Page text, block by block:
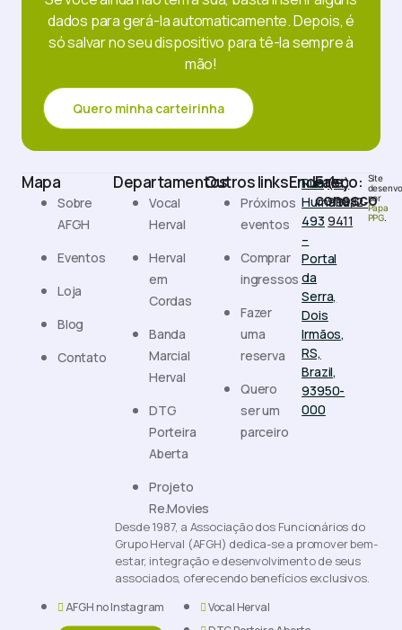
dados para gerá-la automaticamente. Depois, é
só salvar no seu dispositivo para tê-la sempre à
mão!
Quero minha carteirinha
Desde 1987, a Associação dos Funcionários do
Grupo Herval (AFGH) dedica-se a promover bem-
estar, integração e desenvolvimento de seus
associados, oferecendo benefícios exclusivos.
AFGH no Instagram
Vocal Herval
Mapa
Sobre
AFGH
Eventos
Loja
Blog
Contato
Departamentos
Vocal
Herval
Herval
em
Cordas
Banda
Marcial
Herval
DTG
Porteira
Aberta
Projeto
Re.Movies
Outros links
Próximos
eventos
Comprar
ingressos
Fazer
uma
reserva
Quero
ser um
parceiro
Endereço:
Rua
Humaitá,
493
–
Portal
da
Serra,
Dois
Irmãos,
RS,
Brazil,
93950-
000
Fale
conosco
(51)
99882-
9411
Site
por
Papa
PPG.